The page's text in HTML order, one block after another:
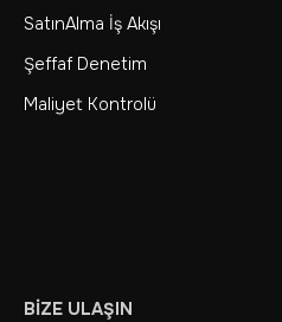
SatınAlma İş Akışı
Şeffaf Denetim
Maliyet Kontrolü
BIZE ULAŞIN